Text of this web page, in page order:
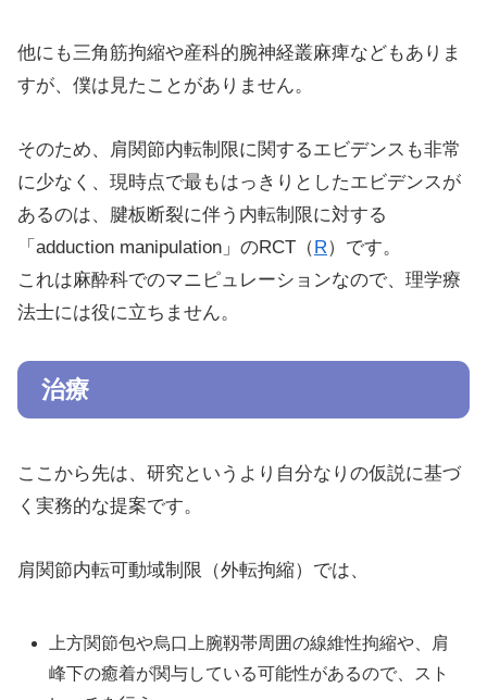
他にも三角筋拘縮や産科的腕神経叢麻痺などもありま
すが、僕は見たことがありません。
そのため、肩関節内転制限に関するエビデンスも非常
に少なく、現時点で最もはっきりとしたエビデンスが
あるのは、腱板断裂に伴う内転制限に対する
「adduction manipulation」のRCT（ R）です。
これは麻酔科でのマニピュレーションなので、理学療
法士には役に立ちません。
治療
ここから先は、研究というより自分なりの仮説に基づ
く実務的な提案です。
肩関節内転可動域制限（外転拘縮）では、
上方関節包や烏口上腕靱帯周囲の線維性拘縮や、肩
峰下の癒着が関与している可能性があるので、スト